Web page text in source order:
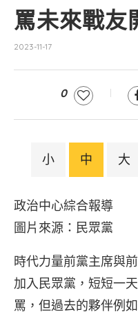
罵未來戰友
2023-11-17
0
小 中 大
政治中心綜合報導
圖片來源
時代力量前黨主席與
加入民眾黨，短短一
罵，但過去的夥伴例